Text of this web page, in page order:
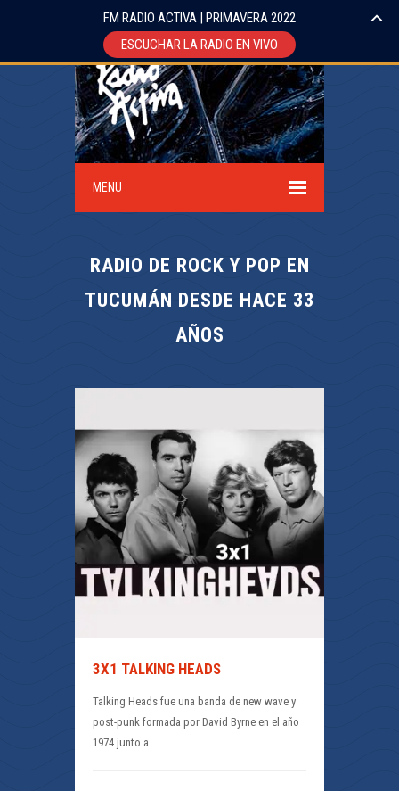
MENU
RADIO DE ROCK Y POP EN
TUCUMÁN DESDE HACE 33
AÑOS
3X1 TALKING HEADS
Talking Heads fue una banda de new wave y
post-punk formada por David Byrne en el año
1974 junto a…
FM RADIO ACTIVA | PRIMAVERA 2022
ESCUCHAR LA RADIO EN VIVO